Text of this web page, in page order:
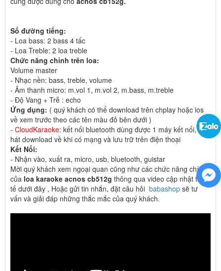
Số đường tiếng:
- Loa bass: 2 bass 4 tấc
- Loa Treble: 2 loa treble
Chức năng chỉnh trên loa:
Volume master
- Nhạc nền: bass, treble, volume
- Âm thanh micro: m.vol 1, m.vol 2, m.bass, m.treble
- Độ Vang + Trễ : echo
Ứng dụng: ( quý khách có thể download trên chplay hoặc ios
về xem trước theo các tên màu đỏ bên dưới )
- CloudKaraoke: kết nối bluetooth dùng được 1 máy kết nối, bài
hát download về khi có mạng và lưu trữ trên điện thoại
Kết Nối:
- Nhận vào, xuất ra, micro, usb, bluetooth, guistar
Mời quý khách xem ngoại quan cũng như các chức năng chính
của loa karaoke acnos cb512g thông qua video cập nhật thực
tế dưới đây , Hoặc gửi tin nhắn, đặt câu hỏi babashop sẽ tư
vấn và giải đáp những thắc mắc của quý khách.